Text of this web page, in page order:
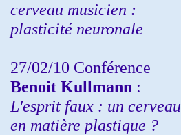
cerveau musicien :
plasticité neuronale
27/02/10 Conférence
Benoit Kullmann :
L'esprit faux : un cerveau
en matière plastique ?